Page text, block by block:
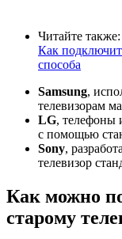
Читайте также:
Как
способа
Samsung,
телевизорам
LG, телефоны
с помощью
Sony,
телевизор
Как можно
старому